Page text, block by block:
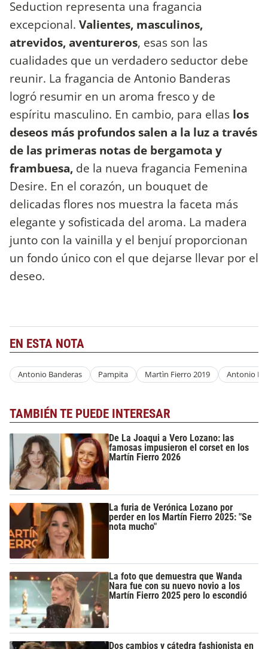
Seduction representa una fragancia
excepcional. Valientes, masculinos,
atrevidos, aventureros, esas son las
cualidades que un verdadero seductor debe
reunir. La fragancia de Antonio Banderas
logró resumir en un aroma fresco y de
espíritu masculino. En cambio, para ellas los
deseos más profundos salen a la luz a través
de las primeras notas de bergamota y
frambuesa, de la nueva fragancia Femenina
Desire. En el corazón, un bouquet de
delicadas flores nos muestra la faceta más
elegante y sofisticada del aroma. La madera
junto con la vainilla y el benjuí proporcionan
un fondo único con el que dejarse llevar por el
deseo.
EN ESTA NOTA
Antonio Banderas Pampita Martìn Fierro 2019 Antonio
TAMBIÉN TE PUEDE INTERESAR
De La Joaqui a Vero Lozano: las
famosas impusieron el corset en los
Martín Fierro 2026
La furia de Verónica Lozano por
perder en los Martín Fierro 2025: "Se
nota mucho"
La foto que demuestra que Wanda
Nara fue con su nuevo novio a los
Martín Fierro 2025 pero lo escondió
Dos cambios y cátedra fashionista en